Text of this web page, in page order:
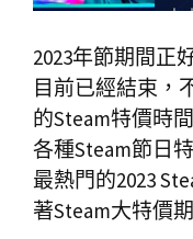
2023年節期間正
目前已經結束，
的Steam特價時
各種Steam節日
最熱門的2023
著Steam大特價